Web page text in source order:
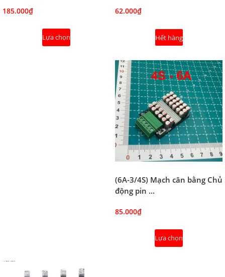
185.000₫
Lựa chọn
62.000₫
Hết hàng
(6A-3/4S) Mạch cân bằng Chủ
động pin ...
85.000₫
Lựa chọn